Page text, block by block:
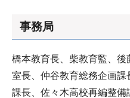
事務局
橋本教育長、柴教育監、
室長、仲谷教育総務企画
課長、佐々木高校再編整